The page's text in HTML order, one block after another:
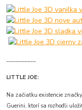
LITTLE JOE:
Na začiatku existencie
Guerini, ktorí sa rozhodli